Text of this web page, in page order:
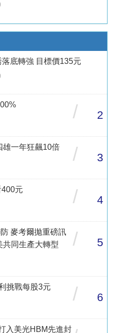
底轉強 目標價135元
/ 2
雄一年狂飆10倍
/ 3
元
/ 4
麥考爾拋重磅訊
共同生產大轉型
/ 5
挑戰每股3元
/ 6
入美光HBM先進封